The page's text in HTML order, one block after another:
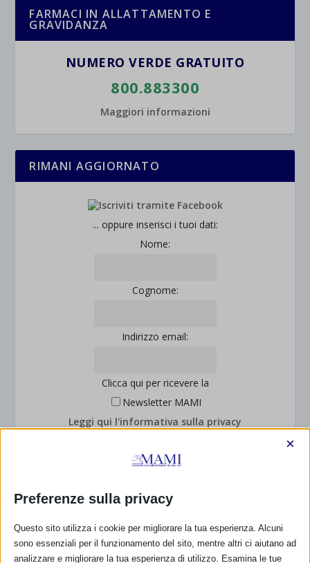
FARMACI IN ALLATTAMENTO E
GRAVIDANZA
NUMERO VERDE GRATUITO
800.883300
Maggiori informazioni
RIMANI AGGIORNATO
... oppure inserisci i tuoi dati:
Nome:
Cognome:
Indirizzo email:
Clicca qui per ricevere la
Newsletter MAMI
Leggi qui l'informativa sulla privacy
personali (Regolamento UE 2016/679)
DONA E ASSOCIATI CON PAYPAL!
Preferenze sulla privacy
×
Questo sito utilizza i cookie per migliorare la tua esperienza. Alcuni
sono essenziali per il funzionamento del sito, mentre altri ci aiutano ad
analizzare e migliorare la tua esperienza di utilizzo. Esamina le tue